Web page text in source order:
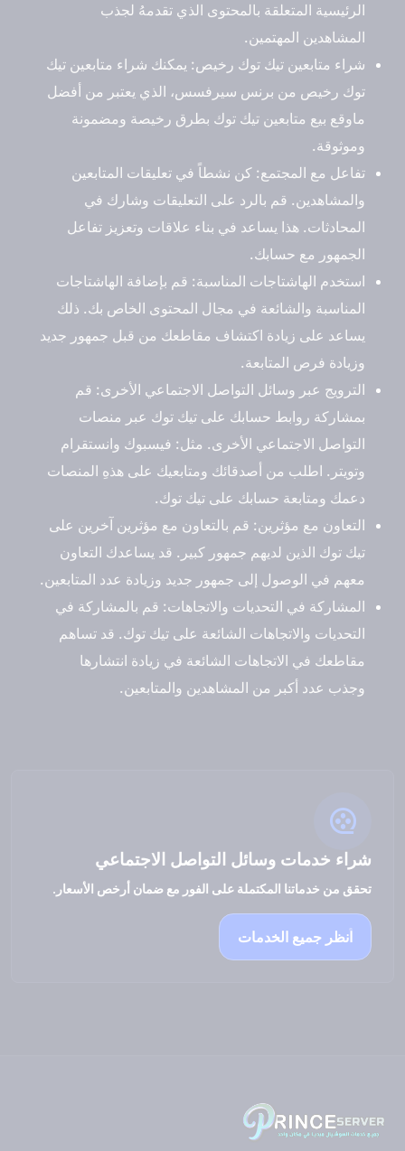
الرئيسية المتعلقة بالمحتوى الذي تقدمهُ لجذب
المشاهدين المهتمين.
شراء متابعين تيك توك رخيص: يمكنك شراء متابعين تيك
توك رخيص من برنس سيرفسس، الذي يعتبر من أفضل
ماوقع بيع متابعين تيك توك بطرق رخيصة ومضمونة
وموثوقة.
تفاعل مع المجتمع: كن نشطاً في تعليقات المتابعين
والمشاهدين. قم بالرد على التعليقات وشارك في
المحادثات. هذا يساعد في بناء علاقات وتعزيز تفاعل
الجمهور مع حسابك.
استخدم الهاشتاجات المناسبة: قم بإضافة الهاشتاجات
المناسبة والشائعة في مجال المحتوى الخاص بك. ذلك
يساعد على زيادة اكتشاف مقاطعك من قبل جمهور جديد
وزيادة فرص المتابعة.
الترويج عبر وسائل التواصل الاجتماعي الأخرى: قم
بمشاركة روابط حسابك على تيك توك عبر منصات
التواصل الاجتماعي الأخرى. مثل: فيسبوك وانستقرام
وتويتر. اطلب من أصدقائك ومتابعيك على هذهِ المنصات
دعمك ومتابعة حسابك على تيك توك.
التعاون مع مؤثرين: قم بالتعاون مع مؤثرين آخرين على
تيك توك الذين لديهم جمهور كبير. قد يساعدك التعاون
معهم في الوصول إلى جمهور جديد وزيادة عدد المتابعين.
المشاركة في التحديات والاتجاهات: قم بالمشاركة في
التحديات والاتجاهات الشائعة على تيك توك. قد تساهم
مقاطعك في الاتجاهات الشائعة في زيادة انتشارها
وجذب عدد أكبر من المشاهدين والمتابعين.
شراء خدمات وسائل التواصل الاجتماعي
تحقق من خدماتنا المكتملة على الفور مع ضمان أرخص الأسعار.
انظر جميع الخدمات